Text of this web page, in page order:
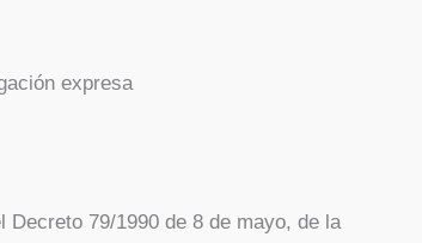
expresa
Decreto 79/1990 de 8 de mayo, de la